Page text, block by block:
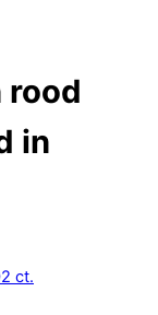
rood
in
ct.